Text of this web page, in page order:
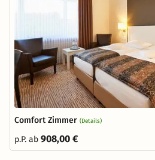
Comfort Zimmer (Details)
p.P. ab 908,00 €